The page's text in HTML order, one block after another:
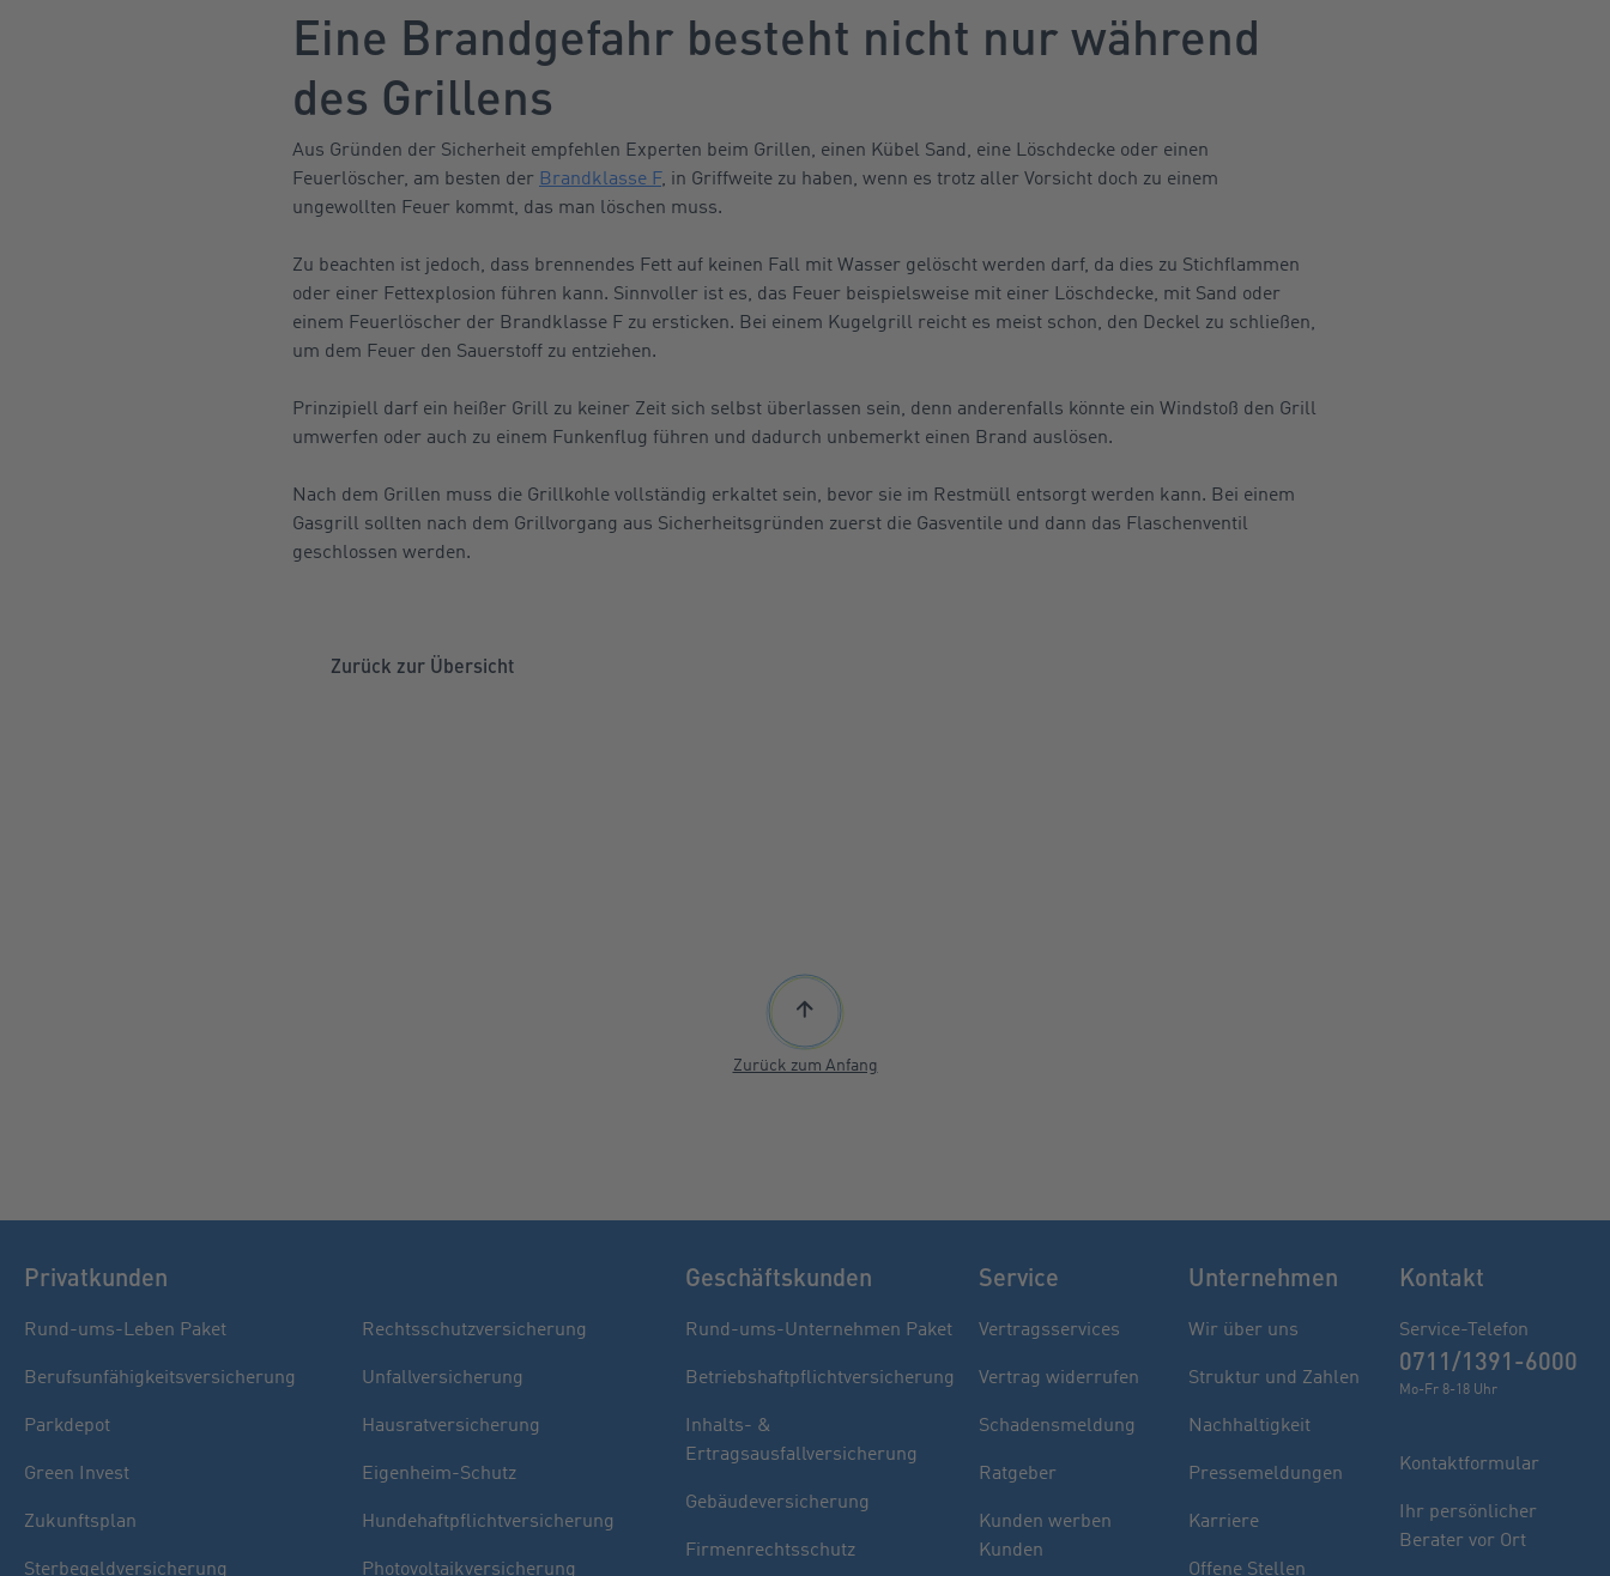
Finden Sie Ihren Berater
Sie haben noch Fragen oder möchten sich
Eine Brandgefahr besteht nicht nur während
des Grillens
Aus Gründen der Sicherheit empfehlen Experten beim Grillen, einen Kübel Sand, eine Löschdecke oder einen
Feuerlöscher, am besten der Brandklasse F, in Griffweite zu haben, wenn es trotz aller Vorsicht doch zu einem
ungewollten Feuer kommt, das man löschen muss.
Zu beachten ist jedoch, dass brennendes Fett auf keinen Fall mit Wasser gelöscht werden darf, da dies zu Stichflammen
oder einer Fettexplosion führen kann. Sinnvoller ist es, das Feuer beispielsweise mit einer Löschdecke, mit Sand oder
einem Feuerlöscher der Brandklasse F zu ersticken. Bei einem Kugelgrill reicht es meist schon, den Deckel zu schließen,
um dem Feuer den Sauerstoff zu entziehen.
Prinzipiell darf ein heißer Grill zu keiner Zeit sich selbst überlassen sein, denn anderenfalls könnte ein Windstoß den Grill
umwerfen oder auch zu einem Funkenflug führen und dadurch unbemerkt einen Brand auslösen.
Nach dem Grillen muss die Grillkohle vollständig erkaltet sein, bevor sie im Restmüll entsorgt werden kann. Bei einem
Gasgrill sollten nach dem Grillvorgang aus Sicherheitsgründen zuerst die Gasventile und dann das Flaschenventil
geschlossen werden.
Zurück zur Übersicht
Zurück zum Anfang
Privatkunden
Rund-ums-Leben Paket
Berufsunfähigkeitsversicherung
Parkdepot
Green Invest
Zukunftsplan
Sterbegeldversicherung
Rechtsschutzversicherung
Unfallversicherung
Hausratversicherung
Eigenheim-Schutz
Hundehaftpflichtversicherung
Photovoltaikversicherung
Geschäftskunden
Rund-ums-Unternehmen Paket
Betriebshaftpflichtversicherung
Inhalts- &
Ertragsausfallversicherung
Gebäudeversicherung
Firmenrechtsschutz
Service
Vertragsservices
Vertrag widerrufen
Schadensmeldung
Ratgeber
Kunden werben
Kunden
Unternehmen
Wir über uns
Struktur und Zahlen
Nachhaltigkeit
Pressemeldungen
Karriere
Offene Stellen
Kontakt
Service-Telefon
0711/1391-6000
Mo-Fr 8-18 Uhr
Kontaktformular
Ihr persönlicher
Berater vor Ort